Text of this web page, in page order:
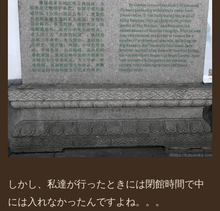
しかし、私達が行ったときには閉館時間で中
には入れなかったんですよね。。。